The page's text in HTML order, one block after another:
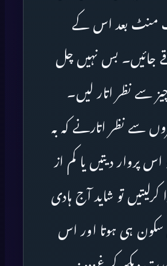
منٹ بعد اس کے
جائیں۔ بس نہیں چل
چیز سے نظر اتار لیں۔
سے نظر اتارنے کہ بہ
پروار دیتیں یا کم از
تو شاید آج ہادی
سکون ہی ہوتا اور اس